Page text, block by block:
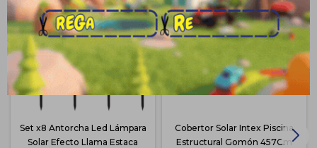
Set x8 Antorcha Led Lámpara
Solar Efecto Llama Estaca
Cobertor Solar Intex Piscina
Estructural Gomón 457Cm